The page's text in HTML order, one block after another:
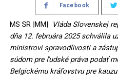
Facebook
MS SR |MM|
Vláda Slovenskej
dňa 12. februára 2025 schválila
ministrovi spravodlivosti a
súdom pre ľudské práva podať
Belgickému kráľovstvu pre